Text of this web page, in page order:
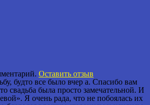
Оставить отзыв
будто все было вчер а. Спасибо вам
свадьба была просто замечательной. И
Я очень рада, что не побоялась их